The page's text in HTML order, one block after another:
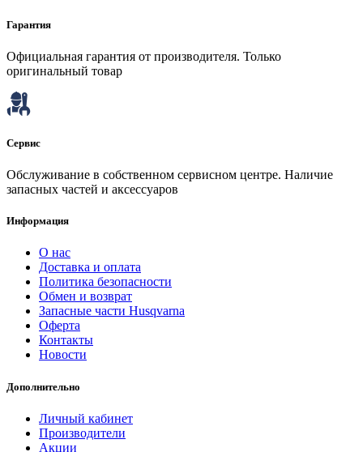
Гарантия
Официальная гарантия от производителя. Только
оригинальный товар
Сервис
Обслуживание в собственном сервисном центре. Наличие
запасных частей и аксессуаров
Информация
О нас
Доставка и оплата
Политика безопасности
Обмен и возврат
Запасные части Husqvarna
Оферта
Контакты
Новости
Дополнительно
Личный кабинет
Производители
Акции